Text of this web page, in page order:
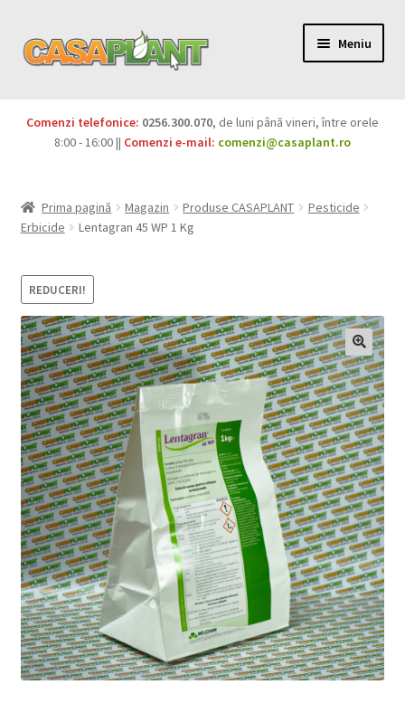
Meniu
Pesticide
Produse BIO
Igienă publică
Casa și grădina
Extinde
meniul
copil
Sere și solarii
Extinde
meniul
copil
Comenzi telefonice: 0256.300.070, de luni până vineri, între orele
8:00 - 16:00 || Comenzi e-mail: comenzi@casaplant.ro
Prima pagină Magazin Produse CASAPLANT
Pesticide
Erbicide
Lentagran 45 WP 1 Kg
REDUCERI!